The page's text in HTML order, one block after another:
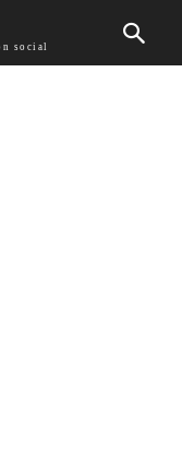
social